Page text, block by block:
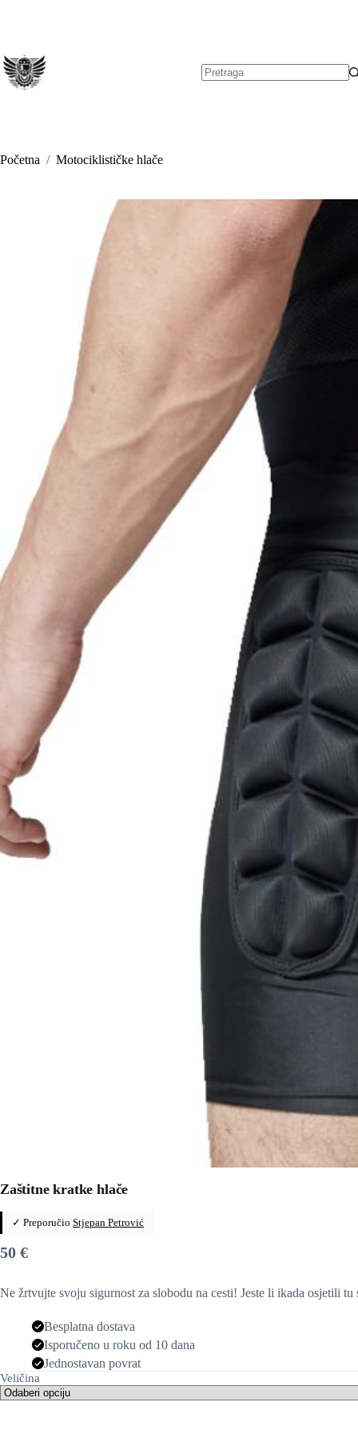
Početna / Motociklističke hlače
Zaštitne kratke hlače
✓ Preporučio Stjepan Petrović
50 €
Ne žrtvujte svoju sigurnost za slobodu na cesti! Jeste li ikada osjetili
Besplatna dostava
Isporučeno u roku od 10 dana
Jednostavan povrat
Veličina